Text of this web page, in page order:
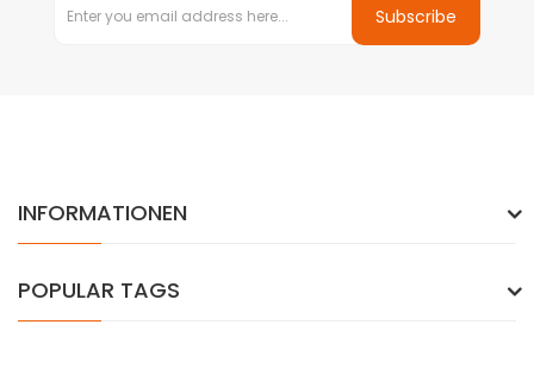
Subscribe
INFORMATIONEN
POPULAR TAGS